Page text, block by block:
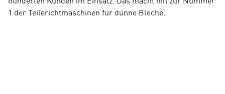
1 der Teilerichtmaschinen für dünne Bleche.